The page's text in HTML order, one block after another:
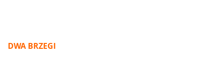
DWA BRZEGI